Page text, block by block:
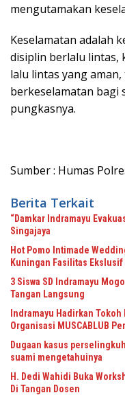
mengutamakan
Keselamatan adalah
disiplin berlalu lintas,
lalu lintas yang
berkeselamatan bagi
pungkasnya.
Sumber : Humas
Berita Terkait
“Damkar Indramayu
Singajaya
Hot Pomo Intimade
Kuningan Fasilitas Ekslusif
3 Siswa SD Indramayu
Tangan Langsung
Indramayu Hadirkan
Organisasi MUSCABLUB
Dugaan kasus
suami mengetahuinya
H. Dedi Wahidi Buka
Di Tangan Dosen